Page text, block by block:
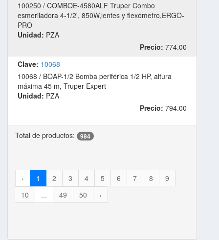
100250 / COMBOE-4580ALF Truper Combo
esmeriladora 4-1/2', 850W,lentes y flexómetro,ERGO-
PRO
Unidad: PZA
Precio: 774.00
Clave: 10068
10068 / BOAP-1/2 Bomba periférica 1/2 HP, altura
máxima 45 m, Truper Expert
Unidad: PZA
Precio: 794.00
Total de productos: 984
‹ 1 2 3 4 5 6 7 8
9
10
... 49 50 ›